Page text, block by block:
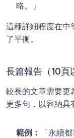
略。」
這種詳細程度在中
了平衡。
長篇報告（10頁
較長的文章需要更
更多句，以容納具
範例：
「永續